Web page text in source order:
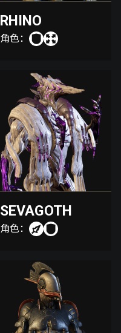
RHINO
角色：
SEVAGOTH
角色：